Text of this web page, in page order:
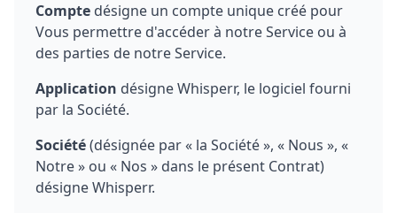
Compte désigne un compte unique créé pour
Vous permettre d'accéder à notre Service ou à
des parties de notre Service.
Application désigne Whisperr, le logiciel fourni
par la Société.
Société(désignée par « la Société », « Nous », «
Notre » ou « Nos » dans le présent Contrat)
désigne Whisperr.